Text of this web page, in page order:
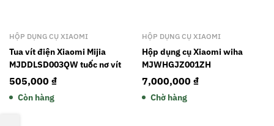
HỘP DỤNG CỤ XIAOMI
Tua vít điện Xiaomi Mijia
MJDDLSD003QW tuốc nơ vít
505,000 ₫
Còn hàng
HỘP DỤNG CỤ XIAOMI
Hộp dụng cụ Xiaomi wiha
MJWHGJZ001ZH
7,000,000 ₫
Chờ hàng